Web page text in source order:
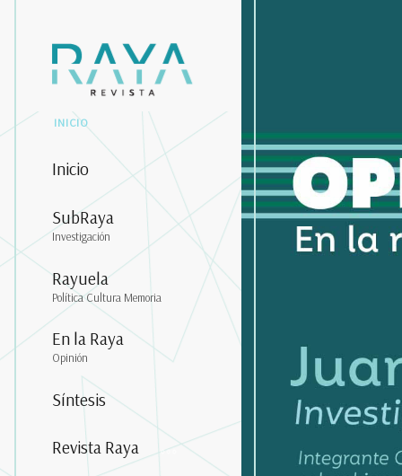
INICIO
Inicio
SubRaya
Investigación
Rayuela
Política Cultura Memoria
En la Raya
Opinión
Síntesis
Revista Raya